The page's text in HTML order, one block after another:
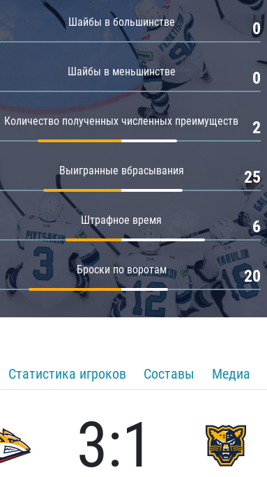
Шайбы в большинстве 0
Шайбы в меньшинстве 0
Количество полученных численных преимуществ 2
Выигранные вбрасывания 25
Штрафное время 6
Броски по воротам 20
Статистика игроков Составы Медиа
3:1